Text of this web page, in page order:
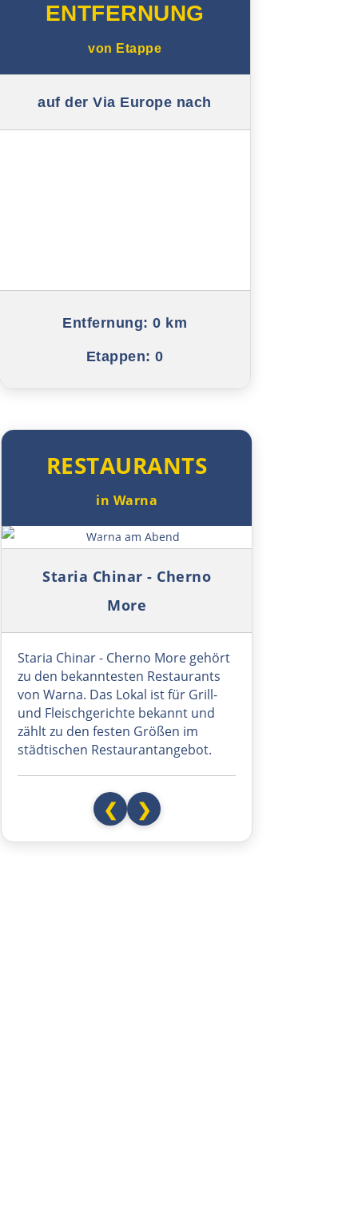
Polykastro
Petritsch
Rumänien West
Timișoara
Ungarn Süd
Szeged
Baja
ENTFERNUNG
von Etappe
auf der Via Europe nach
Entfernung: 0 km
Etappen: 0
RESTAURANTS
in Warna
Symbolbild: Warna am Abend
Staria Chinar - Cherno
More
Staria Chinar - Cherno More gehört
zu den bekanntesten Restaurants
von Warna. Das Lokal ist für Grill-
und Fleischgerichte bekannt und
zählt zu den festen Größen im
städtischen Restaurantangebot.
❮ ❯